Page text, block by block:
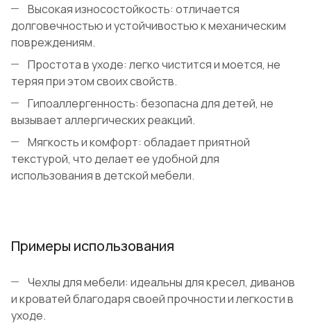
Высокая износостойкость: отличается
долговечностью и устойчивостью к механическим
повреждениям.
Простота в уходе: легко чистится и моется, не
теряя при этом своих свойств.
Гипоаллергенность: безопасна для детей, не
вызывает аллергических реакций.
Мягкость и комфорт: обладает приятной
текстурой, что делает ее удобной для
использования в детской мебели.
Примеры использования
Чехлы для мебели: идеальны для кресел, диванов
и кроватей благодаря своей прочности и легкости в
уходе.